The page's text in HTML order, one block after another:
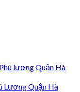
lương Quận Hà
Lương Quận Hà